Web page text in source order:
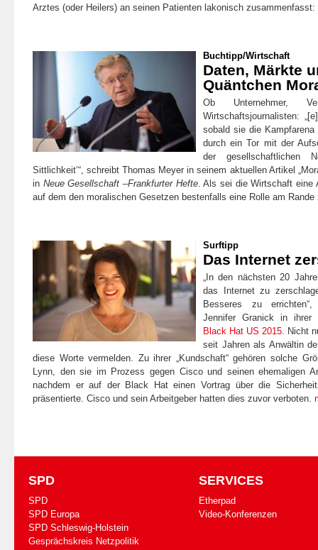
Arztes (oder Heilers) an seinen Patienten lakonisch zusammenfasst:
Buchtipp/Wirtschaft
Daten, Märkte
Quäntchen
Ob Unternehmer,
Wirtschaftsjournalisten:
sobald sie die
durch ein Tor mit der
der gesellschaftlichen
Sittlichkeit‘“, schreibt Thomas Meyer in seinem aktuellen Artikel
in Neue Gesellschaft –Frankfurter Hefte. Als sei die Wirtschaft eine
auf dem den moralischen Gesetzen bestenfalls eine Rolle am
Surftipp
Das Internet
„In den nächs­ten 20
das Inter­net zu
Bes­se­res zu
Jennifer Granick in ihrer
Black Hat US 2015. Nicht
seit Jahren als Anwältin
diese Worte vermelden. Zu ihrer „Kundschaft“ gehören solche
Lynn, den sie im Prozess gegen Cisco und seinen ehemaligen
nachdem er auf der Black Hat einen Vortrag über die
präsentierte. Cisco und sein Arbeitgeber hatten dies zuvor verboten.
SPD
SPD
SPD Europa
SPD Schleswig-Holstein
Gesprächskreis Netzpolitik
SERVICES
Etherpad
Video-Konferenzen